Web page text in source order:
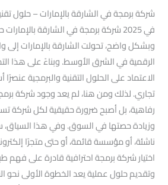
شركة برمجة في الشارقة بالإمارات – حلول
في 2025 شركة برمجة في الشارقة
وبشكل واضح، تحولت الشارقة بالإمارات إلى
الرقمية في الشرق الأوسط. وبناءً على هذا
الاعتماد على الحلول التقنية والبرمجية
تجاري. لذلك ومن هنا، لم يعد وجود شركة
رفاهية، بل أصبح ضرورة حقيقية لكل شركة
وزيادة حصتها في السوق. وفي هذا
ناشئة، أو مؤسسة قائمة، أو حتى متجرًا
اختيار شركة برمجة احترافية قادرة على فهم
وتقديم حلول عملية يعد الخطوة الأولى نحو